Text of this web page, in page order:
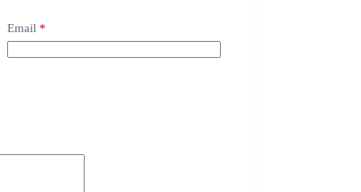
Email *